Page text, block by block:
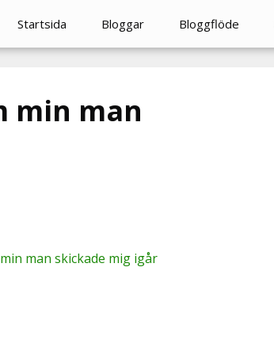
Startsida Bloggar Bloggflöde
min man
man skickade mig igår